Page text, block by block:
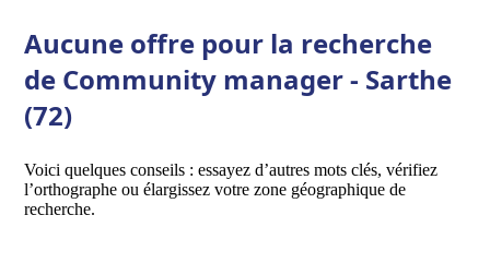
Aucune offre pour la recherche
de Community manager - Sarthe
(72)
Voici quelques conseils : essayez d’autres mots clés, vérifiez
l’orthographe ou élargissez votre zone géographique de
recherche.